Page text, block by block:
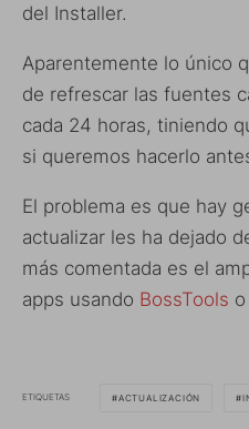
del Installer.
Aparentemente lo único
de refrescar las fuentes
cada 24 horas, tiniendo
si queremos hacerlo
El problema es que hay
actualizar les ha dejado
más comentada es el
apps usando BossTools
ETIQUETAS ACTUALIZACIÓN